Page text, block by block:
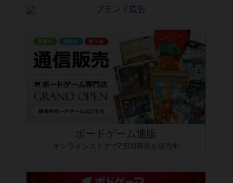
ボードゲーム通販
オンラインストアで7,500商品を販売中